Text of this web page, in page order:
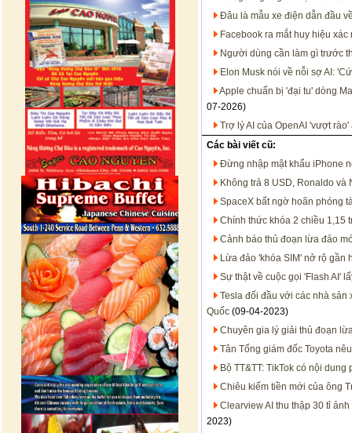
Đâu là mẫu xe điện dẫn đầu
Facebook ra mắt huy hiệu
Người dùng cần làm gì trước
Elon Musk nói về nỗi sợ AI:
Apple chuẩn bị 'đại tu' dòng
07-2026)
Trợ lý AI của OpenAI 'vượt
Các bài viết cũ:
Đừng nhập mật khẩu iPhone
Không trả 8 USD, Ronaldo và
SpaceX bất ngờ hoãn phóng
Chính thức khóa 2 chiều 1,15
Cảnh báo thủ đoạn lừa đảo
Lừa đảo 'khóa SIM' nở rộ gần
Sự thật về cuộc gọi 'Flash AI'
Tesla đối đầu với các nhà sản
Quốc (09-04-2023)
Chuyên gia lý giải thủ đoạn
Tân Tổng giám đốc Toyota
Bộ TT&TT: TikTok có nội
Chiêu kiếm tiền mới của ông
Clearview AI thu thập 30 tỉ
2023)